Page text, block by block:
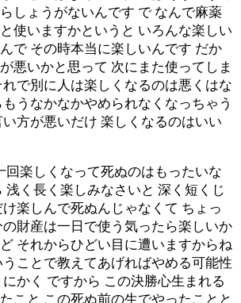
しょうがないんです で なんで麻薬
使いますかというと いろんな楽しい
で その時本当に楽しいんです だか
悪いかと思って 次にまた使ってしま
で別に人は楽しくなるのは悪くはな
うなかなかやめられなくなっちゃう
方が悪いだけ 楽しくなるのはいい
回楽しくなって死ぬのはもったいな
浅く長く楽しみなさいと 深く短くじ
楽しんで死ぬんじゃなくて ちょっ
の財産は一日で使う気ったら楽しいか
それからひどい目に遭いますからね
ことで教えてあげればやめる可能性
かく ですから この決勝心生まれる
こと この死ぬ前の生でやったことと